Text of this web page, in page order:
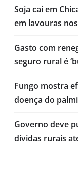
Soja cai em
em lavouras
Gasto com
seguro rural é
Fungo mostra
doença do
Governo deve
dívidas rurais